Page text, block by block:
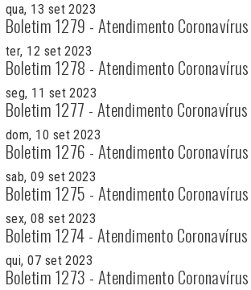
qua, 13 set 2023
Boletim 1279 - Atendimento Coronavírus
ter, 12 set 2023
Boletim 1278 - Atendimento Coronavírus
seg, 11 set 2023
Boletim 1277 - Atendimento Coronavírus
dom, 10 set 2023
Boletim 1276 - Atendimento Coronavírus
sab, 09 set 2023
Boletim 1275 - Atendimento Coronavírus
sex, 08 set 2023
Boletim 1274 - Atendimento Coronavírus
qui, 07 set 2023
Boletim 1273 - Atendimento Coronavírus